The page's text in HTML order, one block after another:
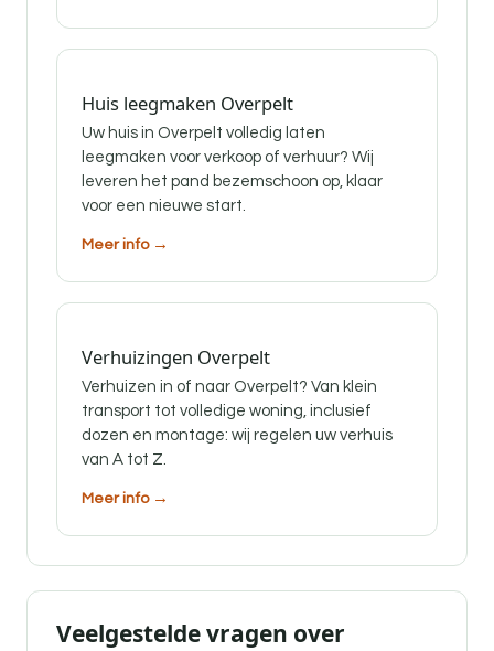
Huis leegmaken Overpelt
Uw huis in Overpelt volledig laten
leegmaken voor verkoop of verhuur? Wij
leveren het pand bezemschoon op, klaar
voor een nieuwe start.
Meer info →
Verhuizingen Overpelt
Verhuizen in of naar Overpelt? Van klein
transport tot volledige woning, inclusief
dozen en montage: wij regelen uw verhuis
van A tot Z.
Meer info →
Veelgestelde vragen over